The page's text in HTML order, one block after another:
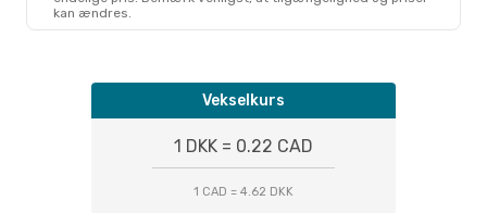
Man. 12. Okt. - Ons. 14. Okt.
- AAL
kan ændres.
Vekselkurs
1 DKK = 0.22 CAD
1 CAD = 4.62 DKK